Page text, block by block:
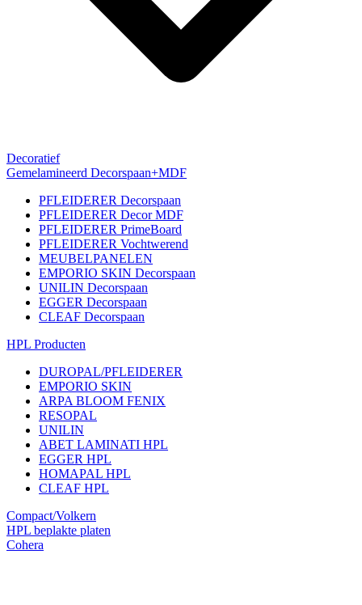
Decoratief
Gemelamineerd Decorspaan+MDF
PFLEIDERER Decorspaan
PFLEIDERER Decor MDF
PFLEIDERER PrimeBoard
PFLEIDERER Vochtwerend
MEUBELPANELEN
EMPORIO SKIN Decorspaan
UNILIN Decorspaan
EGGER Decorspaan
CLEAF Decorspaan
HPL Producten
DUROPAL/PFLEIDERER
EMPORIO SKIN
ARPA BLOOM FENIX
RESOPAL
UNILIN
ABET LAMINATI HPL
EGGER HPL
HOMAPAL HPL
CLEAF HPL
Compact/Volkern
HPL beplakte platen
Cohera